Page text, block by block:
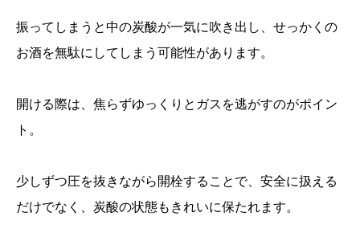
振ってしまうと中の炭酸が一気に吹き出し、せっかくの
お酒を無駄にしてしまう可能性があります。
開ける際は、焦らずゆっくりとガスを逃がすのがポイン
ト。
少しずつ圧を抜きながら開栓することで、安全に扱える
だけでなく、炭酸の状態もきれいに保たれます。